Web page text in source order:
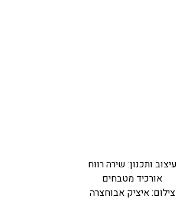
עיצוב ותכנון: שירה רווח
אורכיד מטבחים
צילום: איציק אבוחצרה